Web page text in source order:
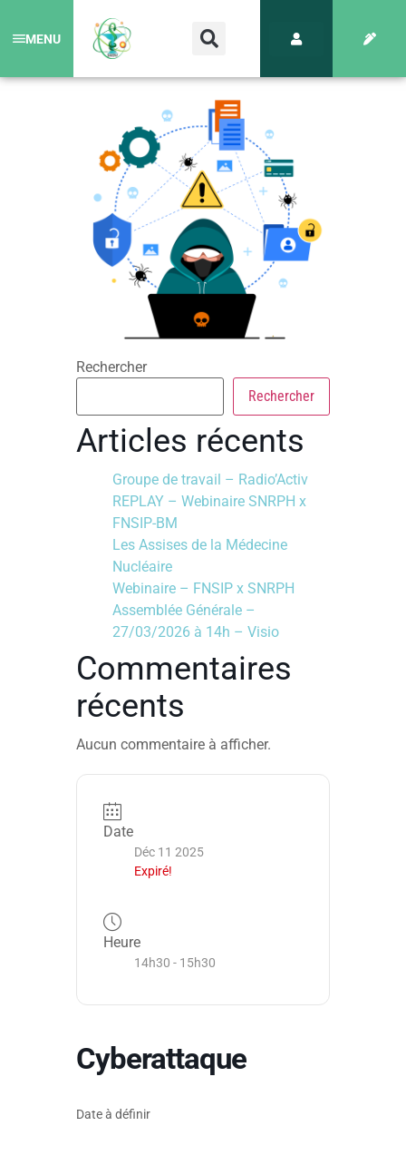
MENU
Rechercher
Rechercher
Articles récents
Groupe de travail – Radio’Activ
REPLAY – Webinaire SNRPH x
FNSIP-BM
Les Assises de la Médecine
Nucléaire
Webinaire – FNSIP x SNRPH
Assemblée Générale –
27/03/2026 à 14h – Visio
Commentaires
récents
Aucun commentaire à afficher.
Date
Déc 11 2025
Expiré!
Heure
14h30 - 15h30
Cyberattaque
Date à définir